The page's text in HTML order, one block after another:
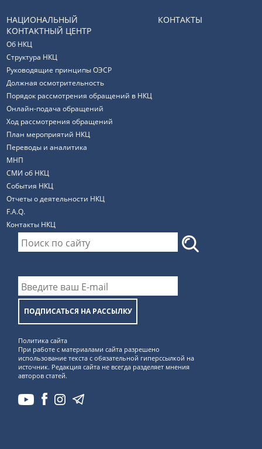
НАЦИОНАЛЬНЫЙ
КОНТАКТНЫЙ ЦЕНТР
Об НКЦ
Структура НКЦ
Руководящие принципы ОЭСР
Должная осмотрительность
Порядок рассмотрения обращений в НКЦ
Онлайн-подача обращений
Ход рассмотрения обращений
План мероприятий НКЦ
Переводы и аналитика
МНП
СМИ об НКЦ
События НКЦ
Отчеты о деятельности НКЦ
F.A.Q.
Контакты НКЦ
КОНТАКТЫ
ПОДПИСАТЬСЯ НА РАССЫЛКУ
Политика сайта
При работе с материалами сайта разрешено
использование текста с обязательной гиперссылкой на
источник. Редакция сайта не всегда разделяет мнения
авторов статей.